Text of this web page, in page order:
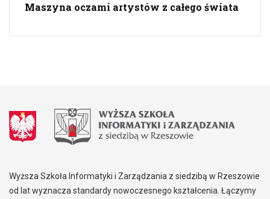
Maszyna oczami artystów z całego świata
Wyższa Szkoła Informatyki i Zarządzania z siedzibą w Rzeszowie
od lat wyznacza standardy nowoczesnego kształcenia. Łączymy